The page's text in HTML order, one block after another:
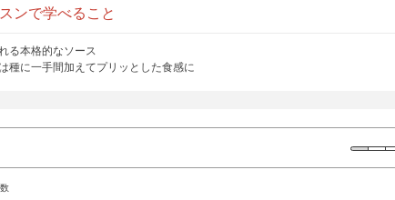
ンで学べること
る本格的なソース
種に一手間加えてプリッとした食感に